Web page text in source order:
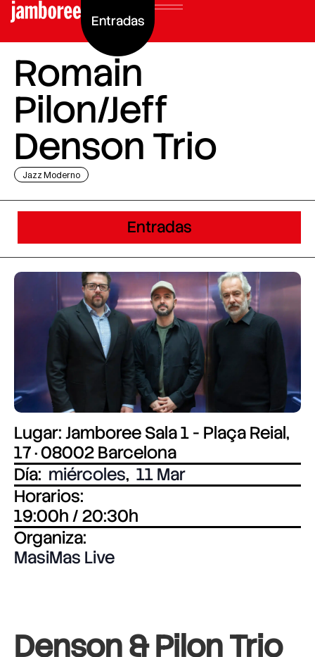
Entradas
Romain
Pilon/Jeff
Denson Trio
Jazz Moderno
Entradas
Lugar: Jamboree Sala 1 - Plaça Reial,
17 · 08002 Barcelona
Día: miércoles, 11 Mar
Horarios:
19:00h / 20:30h
Organiza:
MasiMas Live
Denson & Pilon Trio